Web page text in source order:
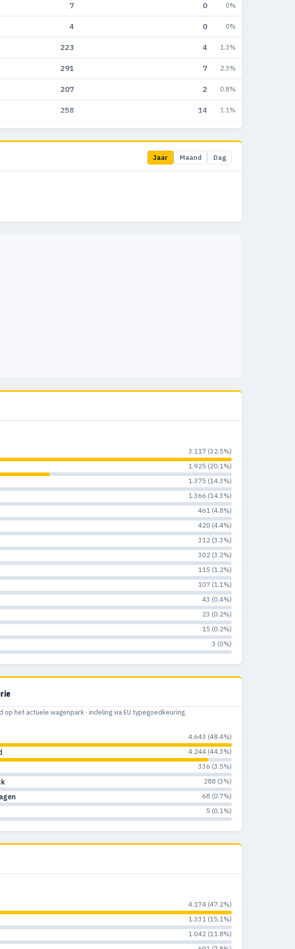
7 0 0%
4 0 0%
223 4 1.3%
291 7 2.3%
207 2 0.8%
258 14 1.1%
238 10
12 1.1%
78 12 1.3%
53 10 2.2%
0 0%
17 0 0%
9 0 0%
0 0%
18 0 0%
0 0%
30 3 8.6%
0 0%
29 0 0%
26 1 2.6%
37 0 0%
39
0 0%
25 0 0%
1 4.8%
14 0 0%
3 0 0%
4 0 0%
0 0%
Jaar Maand Dag
3.117 (32.5%)
1.925 (20.1%)
1.375 (14.3%)
1.366 (14.3%)
461 (4.8%)
420 (4.4%)
312 (3.3%)
302 (3.2%)
115 (1.2%)
107 (1.1%)
43 (0.4%)
23 (0.2%)
15 (0.2%)
3 (0%)
op het actuele wagenpark · indeling via EU typegoedkeuring.
4.643 (48.4%)
4.244 (44.3%)
336 (3.5%)
288 (3%)
68 (0.7%)
5 (0.1%)
4.174 (47.2%)
1.331 (15.1%)
1.042 (11.8%)